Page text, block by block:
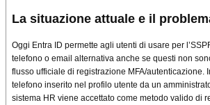
La situazione attuale e il
Oggi Entra ID permette agli utenti di usare per
telefono o email alternativa anche se questi non
flusso ufficiale di registrazione MFA/autenticazione.
telefono inserito nel profilo utente da un
sistema HR viene accettato come metodo valido di